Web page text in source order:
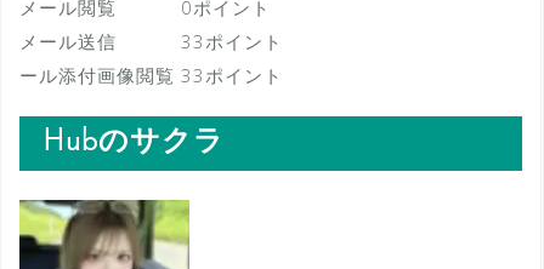
メール閲覧 0ポイント
メール送信 33ポイント
ール添付画像閲覧 33ポイント
Hubのサクラ